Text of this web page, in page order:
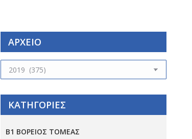
ΑΡΧΕΙΟ
ΑΡΧΕΙΟ
ΚΑΤΗΓΟΡΙΕΣ
Β1 ΒΟΡΕΙΟΣ ΤΟΜΕΑΣ